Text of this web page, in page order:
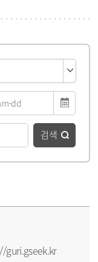
검색
guri.gseek.kr